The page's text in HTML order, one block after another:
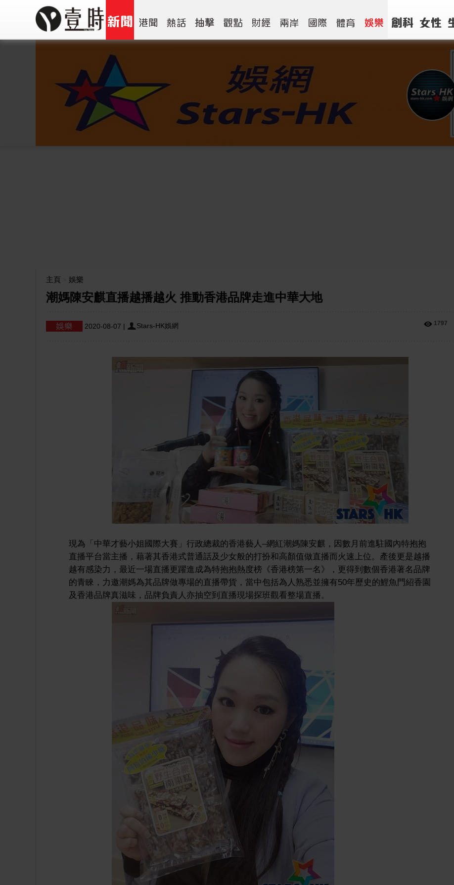
主頁 娛樂
潮媽陳安麒直播越播越火 推動香港品牌走進中華大地
2020-08-07 | Stars-HK娛網 1797
現為「中華才藝小姐國際大賽」行政總裁的香港藝人–網紅潮媽陳安麒，因數月前進駐國內特抱抱
直播平台當主播，藉著其香港式普通話及少女般的打扮和高顏值做直播而火速上位。產後更是越播
越有感染力，最近一場直播更躍進成為特抱抱熱度榜《香港榜第一名》，更得到數個香港著名品牌
的青睞，力邀潮媽為其品牌做專場的直播帶貨，當中包括為人熟悉並擁有50年歷史的鯉魚門紹香園
及香港品牌真滋味，品牌負責人亦抽空到直播現場探班觀看整場直播。